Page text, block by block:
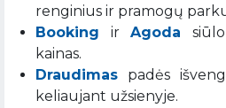
renginius ir pramogų
Booking irAgoda
kainas.
Draudimas padės
keliaujant užsienyje.